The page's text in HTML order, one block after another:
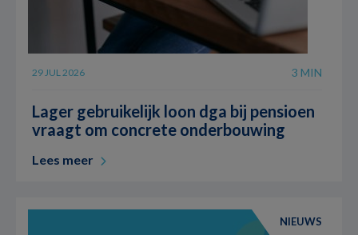
29 JUL 2026 3 MIN
Lager gebruikelijk loon dga bij pensioen
vraagt om concrete onderbouwing
Lees meer
NIEUWS